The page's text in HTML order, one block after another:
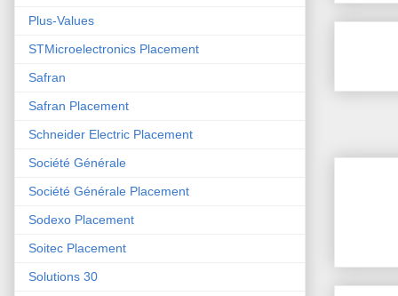
Plus-Values
STMicroelectronics Placement
Safran
Safran Placement
Schneider Electric Placement
Société Générale
Société Générale Placement
Sodexo Placement
Soitec Placement
Solutions 30